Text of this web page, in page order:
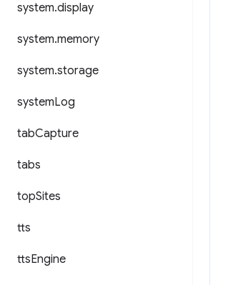
system.display
system.memory
system.storage
systemLog
tabCapture
tabs
topSites
tts
ttsEngine